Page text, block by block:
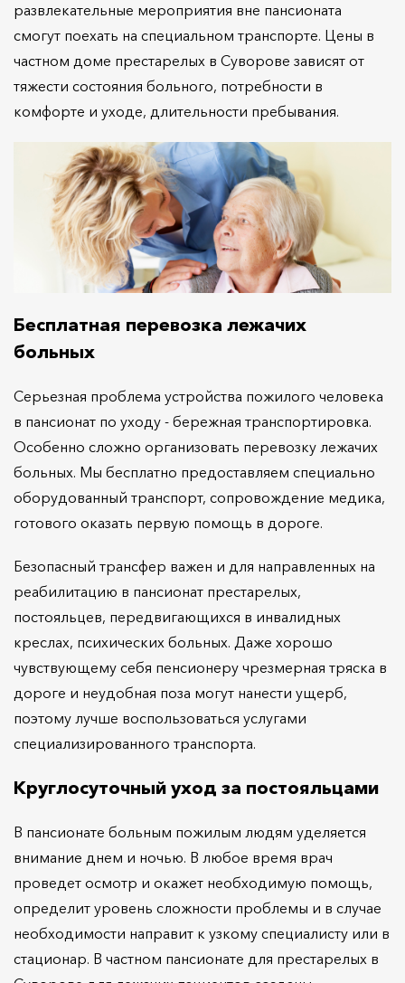
развлекательные мероприятия вне пансионата
смогут поехать на специальном транспорте. Цены в
частном доме престарелых в Суворове зависят от
тяжести состояния больного, потребности в
комфорте и уходе, длительности пребывания.
Бесплатная перевозка лежачих
больных
Серьезная проблема устройства пожилого человека
в пансионат по уходу - бережная транспортировка.
Особенно сложно организовать перевозку лежачих
больных. Мы бесплатно предоставляем специально
оборудованный транспорт, сопровождение медика,
готового оказать первую помощь в дороге.
Безопасный трансфер важен и для направленных на
реабилитацию в пансионат престарелых,
постояльцев, передвигающихся в инвалидных
креслах, психических больных. Даже хорошо
чувствующему себя пенсионеру чрезмерная тряска в
дороге и неудобная поза могут нанести ущерб,
поэтому лучше воспользоваться услугами
специализированного транспорта.
Круглосуточный уход за постояльцами
В пансионате больным пожилым людям уделяется
внимание днем и ночью. В любое время врач
проведет осмотр и окажет необходимую помощь,
определит уровень сложности проблемы и в случае
необходимости направит к узкому специалисту или в
стационар. В частном пансионате для престарелых в